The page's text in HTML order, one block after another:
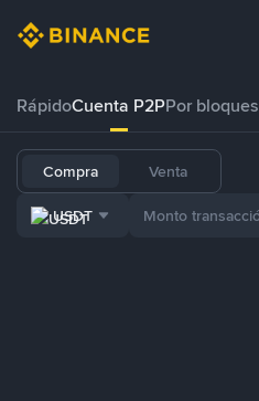
RápidoCuenta P2PPor bloques
Compra Venta
USDT